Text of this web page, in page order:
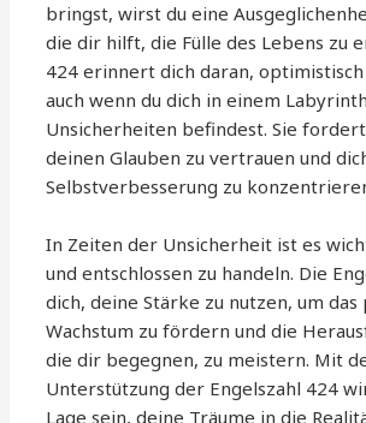
bringst, wirst du eine
die dir hilft, die Fülle des Lebens zu
424 erinnert dich daran,
auch wenn du dich in einem
Unsicherheiten befindest. Sie
deinen Glauben zu vertrauen und
Selbstverbesserung zu
In Zeiten der Unsicherheit ist es
und entschlossen zu handeln. Die
dich, deine Stärke zu nutzen, um das
Wachstum zu fördern und die
die dir begegnen, zu meistern. Mit
Unterstützung der Engelszahl 424
Lage sein, deine Träume in die